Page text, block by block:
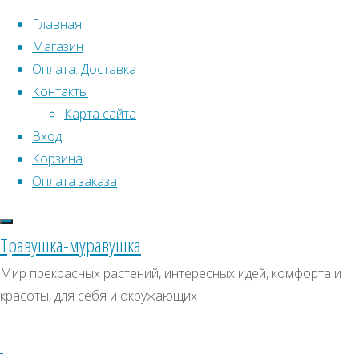
Перейти к содержимому
Главная
Магазин
Оплата. Доставка
Контакты
Карта сайта
Вход
Корзина
Оплата заказа
Травушка-муравушка
Мир прекрасных растений, интересных идей, комфорта и
красоты, для себя и окружающих
Что искать:
Поиск
растений
открытого
грунтаВсе
Искать:
СКИДКИ, АКЦИИ
Категории магазина